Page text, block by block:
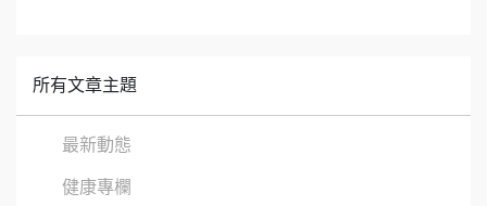
所有文章主題
最新動態
健康專欄